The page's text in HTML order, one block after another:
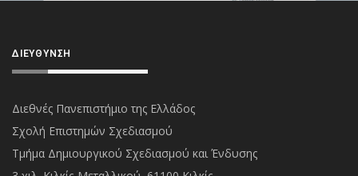
ΔΙΕΎΘΥΝΣΗ
Διεθνές Πανεπιστήμιο της Ελλάδος
Σχολή Επιστημών Σχεδιασμού
Τμήμα Δημιουργικού Σχεδιασμού και Ένδυσης